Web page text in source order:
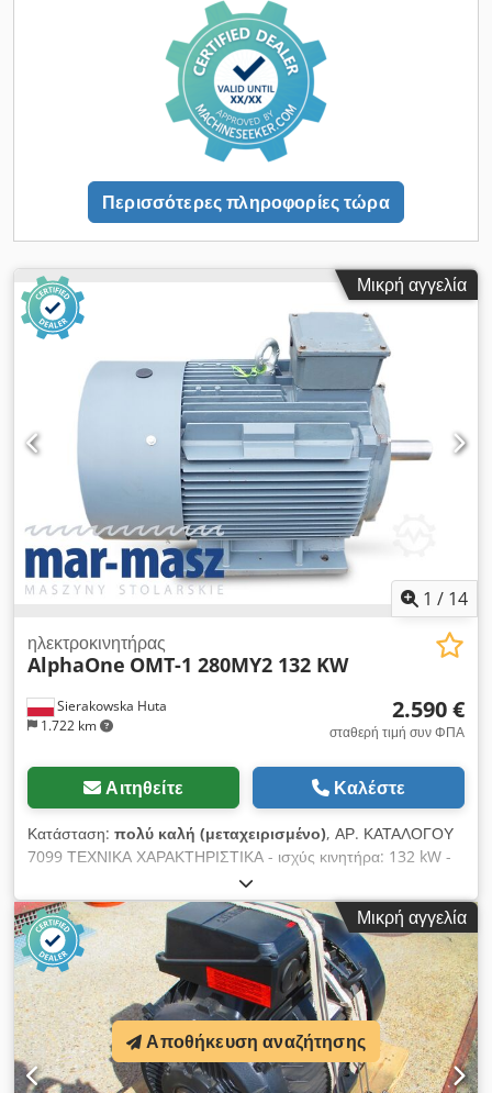
Περισσότερες πληροφορίες τώρα
Μικρή αγγελία
1 / 14
Sierakowska Huta
1.722 km
ηλεκτροκινητήρας
AlphaOne OMT-1 280MY2 132 KW
2.590 €
σταθερή τιμή συν ΦΠΑ
Αιτηθείτε Καλέστε
Κατάσταση: πολύ καλή (μεταχειρισμένο), ΑΡ. ΚΑΤΑΛΟΓΟΥ
7099 ΤΕΧΝΙΚΑ ΧΑΡΑΚΤΗΡΙΣΤΙΚΑ - ισχύς κινητήρα: 132 kW -
διάμετρος άξονα: 65 mm - διαστάσεις αποστολής Μ/Π/Υ:
120x80x700 mm - διαστάσεις κινητήρα Μ/Π/Υ: 550x1050x700
mm - βάρος: 630 kg ΠΛΕΟΝΕΚΤΗΜΑΤΑ – χρησιμοποιημένος
κινητήρας – άριστη κατάσταση Καθαρή τιμή: 10.900 PLN
Cjdpfxszhu T Es Ac Dsrf Καθαρή τιμή: 2.590 EUR (βάσει
ισοτιμίας 4,2 EUR) (Οι τιμές ενδέχεται να αλλάξουν με
μεγαλύτερες διακυμάνσεις)
Μικρή αγγελία
Αποθήκευση αναζήτησης